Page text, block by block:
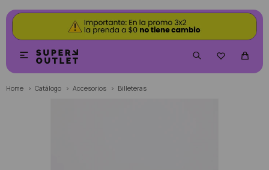


Home Catálogo Accesorios Billeteras